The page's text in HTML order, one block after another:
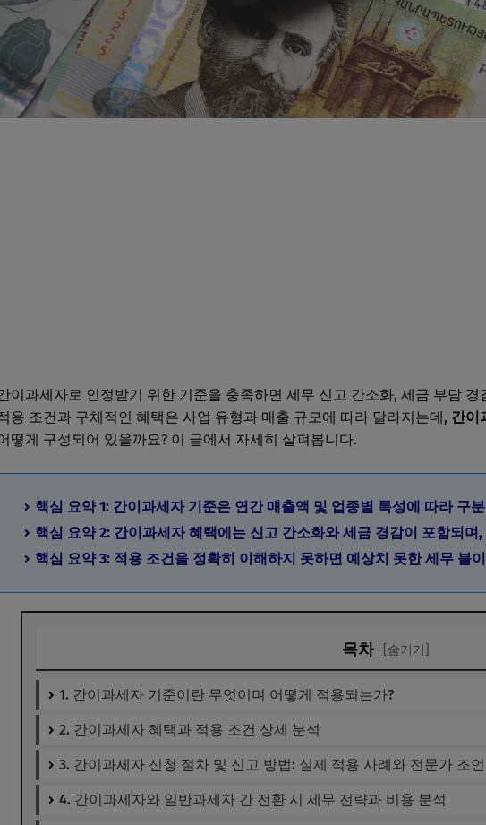
이과세자로 인정받기 위한 기준을 충족하면 세무 신고 간소화, 세금 부담
용 조건과 구체적인 혜택은 사업 유형과 매출 규모에 따라 달라지는데, 간이
떻게 구성되어 있을까요? 이 글에서 자세히 살펴봅니다.
핵심 요약 1: 간이과세자 기준은 연간 매출액 및 업종별 특성에 따라 구
핵심 요약 2: 간이과세자 혜택에는 신고 간소화와 세금 경감이 포함되
핵심 요약 3: 적용 조건을 정확히 이해하지 못하면 예상치 못한 세무 불
목차 [숨기기]
1. 간이과세자 기준이란 무엇이며 어떻게 적용되는가?
2. 간이과세자 혜택과 적용 조건 상세 분석
3. 간이과세자 신청 절차 및 신고 방법: 실제 적용 사례와 전문가 조언
4. 간이과세자와 일반과세자 간 전환 시 세무 전략과 비용 분석